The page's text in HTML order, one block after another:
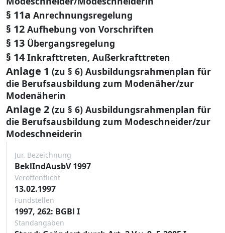
§ 11a Anrechnungsregelung
§ 12 Aufhebung von Vorschriften
§ 13 Übergangsregelung
§ 14 Inkrafttreten, Außerkrafttreten
Anlage 1 (zu § 6) Ausbildungsrahmenplan für
die Berufsausbildung zum Modenäher/zur
Modenäherin
Anlage 2 (zu § 6) Ausbildungsrahmenplan für
die Berufsausbildung zum Modeschneider/zur
Modeschneiderin
Jur. Bezeichnung
BeklIndAusbV 1997
Veröffentlicht
13.02.1997
Fundstellen
1997, 262: BGBl I
Standangaben